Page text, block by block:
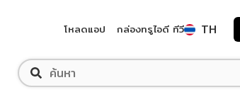
โหลดแอป กล่องทรูไอดี ทีวี TH